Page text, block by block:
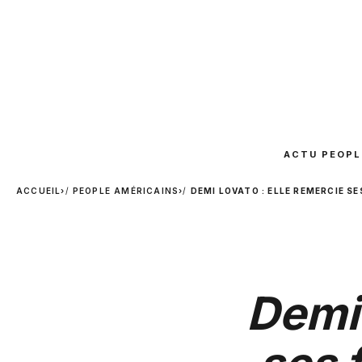
ACTU
ACCUEIL› PEOPLE AMÉRICAINS› DEMI LOVATO : ELLE REMERCIE